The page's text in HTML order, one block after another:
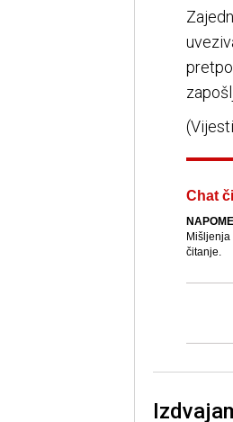
Chat
čitanje.